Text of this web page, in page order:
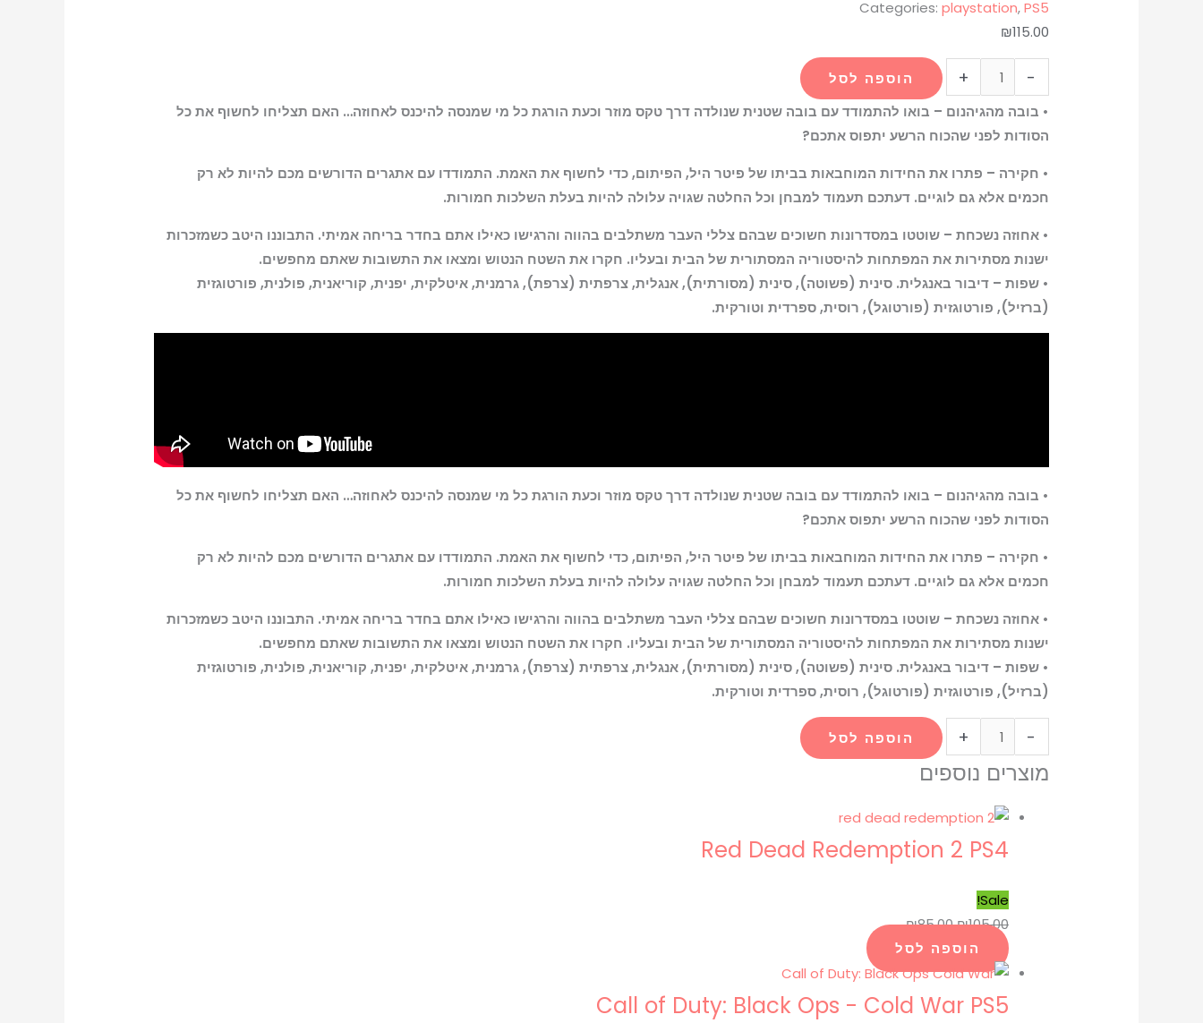
Categories: playstation,PS5
₪115.00
-
+
הוספה לסל
• בובה מהגיהנום – בואו להתמודד עם בובה שטנית שנולדה דרך טקס מוזר וכעת הורגת כל מי שמנסה להיכנס לאחוזה… האם תצליחו לחשוף את כל
הסודות לפני שהכוח הרשע יתפוס אתכם?
• חקירה – פתרו את החידות המוחבאות בביתו של פיטר היל, הפיתום, כדי לחשוף את האמת. התמודדו עם אתגרים הדורשים מכם להיות לא רק
חכמים אלא גם לוגיים. דעתכם תעמוד למבחן וכל החלטה שגויה עלולה להיות בעלת השלכות חמורות.
• אחוזה נשכחת – שוטטו במסדרונות חשוכים שבהם צללי העבר משתלבים בהווה והרגישו כאילו אתם בחדר בריחה אמיתי. התבוננו היטב כשמזכרות
ישנות מסתירות את המפתחות להיסטוריה המסתורית של הבית ובעליו. חקרו את השטח הנטוש ומצאו את התשובות שאתם מחפשים.
• שפות – דיבור באנגלית. סינית (פשוטה), סינית (מסורתית), אנגלית, צרפתית (צרפת), גרמנית, איטלקית, יפנית, קוריאנית, פולנית, פורטוגזית
(ברזיל), פורטוגזית (פורטוגל), רוסית, ספרדית וטורקית.
• בובה מהגיהנום – בואו להתמודד עם בובה שטנית שנולדה דרך טקס מוזר וכעת הורגת כל מי שמנסה להיכנס לאחוזה… האם תצליחו לחשוף את כל
הסודות לפני שהכוח הרשע יתפוס אתכם?
• חקירה – פתרו את החידות המוחבאות בביתו של פיטר היל, הפיתום, כדי לחשוף את האמת. התמודדו עם אתגרים הדורשים מכם להיות לא רק
חכמים אלא גם לוגיים. דעתכם תעמוד למבחן וכל החלטה שגויה עלולה להיות בעלת השלכות חמורות.
• אחוזה נשכחת – שוטטו במסדרונות חשוכים שבהם צללי העבר משתלבים בהווה והרגישו כאילו אתם בחדר בריחה אמיתי. התבוננו היטב כשמזכרות
ישנות מסתירות את המפתחות להיסטוריה המסתורית של הבית ובעליו. חקרו את השטח הנטוש ומצאו את התשובות שאתם מחפשים.
• שפות – דיבור באנגלית. סינית (פשוטה), סינית (מסורתית), אנגלית, צרפתית (צרפת), גרמנית, איטלקית, יפנית, קוריאנית, פולנית, פורטוגזית
(ברזיל), פורטוגזית (פורטוגל), רוסית, ספרדית וטורקית.
-
+ הוספה לסל
מוצרים נוספים
Red Dead Redemption 2 PS4
Sale!
₪105.00
₪85.00
הוספה לסל
Call of Duty: Black Ops - Cold War PS5